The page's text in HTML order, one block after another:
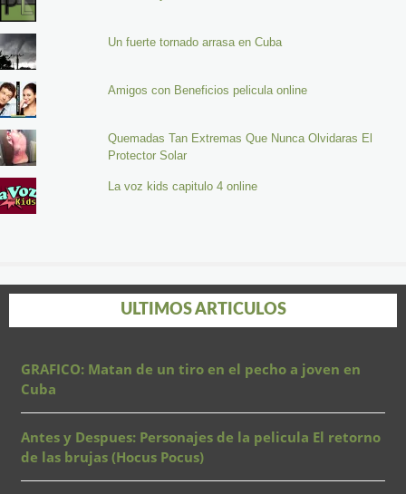
Un fuerte tornado arrasa en Cuba
Amigos con Beneficios pelicula online
Quemadas Tan Extremas Que Nunca Olvidaras El
Protector Solar
La voz kids capitulo 4 online
ULTIMOS ARTICULOS
GRAFICO: Matan de un tiro en el pecho a joven en
Cuba
Antes y Despues: Personajes de la pelicula El retorno
de las brujas (Hocus Pocus)